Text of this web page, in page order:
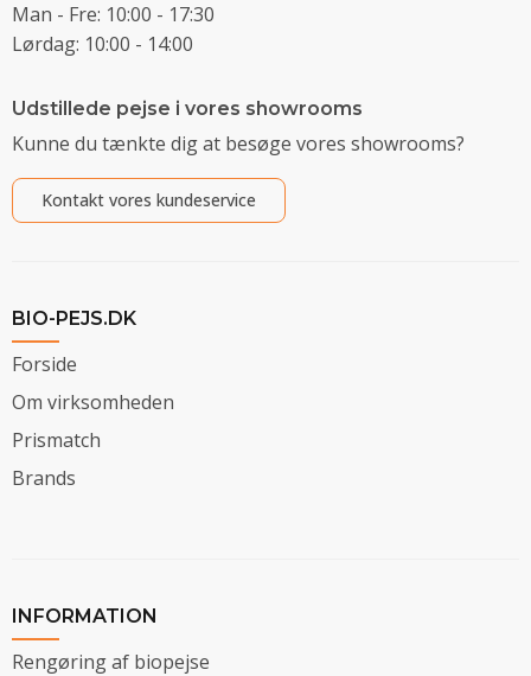
Man - Fre: 10:00 - 17:30
Lørdag: 10:00 - 14:00
Udstillede pejse i vores showrooms
Kunne du tænkte dig at besøge vores showrooms?
Kontakt vores kundeservice
BIO-PEJS.DK
Forside
Om virksomheden
Prismatch
Brands
INFORMATION
Rengøring af biopejse